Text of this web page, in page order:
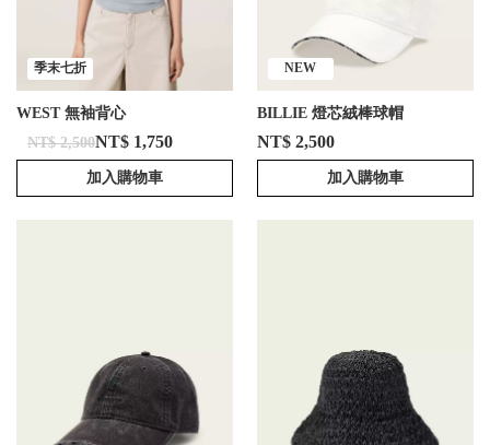
季末七折
WEST 無袖背心
NT$ 2,500NT$ 1,750
加入購物車
NEW
BILLIE 燈芯絨棒球帽
NT$ 2,500
加入購物車